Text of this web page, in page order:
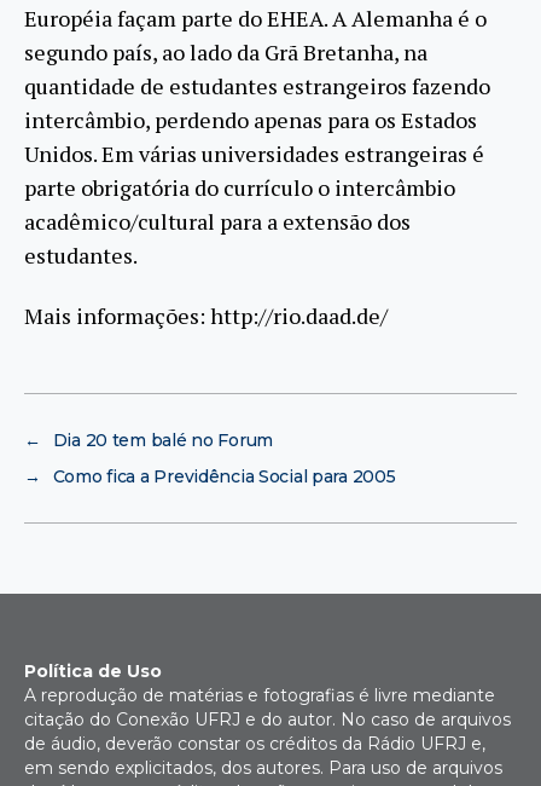
Européia façam parte do EHEA. A Alemanha é o
segundo país, ao lado da Grã Bretanha, na
quantidade de estudantes estrangeiros fazendo
intercâmbio, perdendo apenas para os Estados
Unidos. Em várias universidades estrangeiras é
parte obrigatória do currículo o intercâmbio
acadêmico/cultural para a extensão dos
estudantes.
Mais informações: http://rio.daad.de/
←
Dia 20 tem balé no Forum
→
Como fica a Previdência Social para 2005
Política de Uso
A reprodução de matérias e fotografias é livre mediante
citação do Conexão UFRJ e do autor. No caso de arquivos
de áudio, deverão constar os créditos da Rádio UFRJ e,
em sendo explicitados, dos autores. Para uso de arquivos